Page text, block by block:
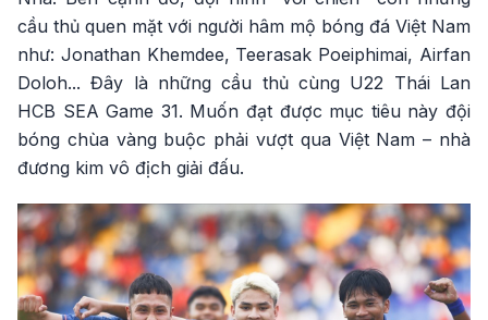
cầu thủ quen mặt với người hâm mộ bóng đá Việt Nam
như: Jonathan Khemdee, Teerasak Poeiphimai, Airfan
Doloh... Đây là những cầu thủ cùng U22 Thái Lan
HCB SEA Game 31. Muốn đạt được mục tiêu này đội
bóng chùa vàng buộc phải vượt qua Việt Nam – nhà
đương kim vô địch giải đấu.